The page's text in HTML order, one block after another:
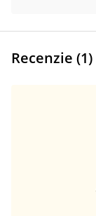
Recenzie (1)